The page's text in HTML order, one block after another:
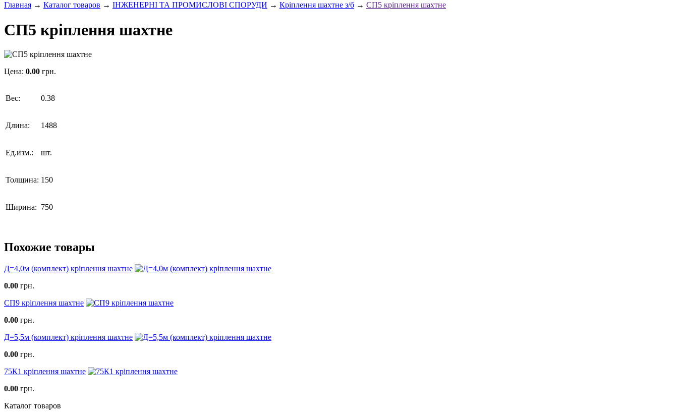
Главная → Каталог товаров → ІНЖЕНЕРНІ ТА ПРОМИСЛОВІ СПОРУДИ → Кріплення шахтне з/б → СП5 кріплення шахтне
СП5 кріплення шахтне
Цена: 0.00 грн.
Вес: 0.38
Длина: 1488
Ед.изм.: шт.
Толщина: 150
Ширина: 750
Похожие товары
Д=4,0м (комплект) кріплення шахтне
0.00 грн.
СП9 кріплення шахтне
0.00 грн.
Д=5,5м (комплект) кріплення шахтне
0.00 грн.
75К1 кріплення шахтне
0.00 грн.
Каталог товаров